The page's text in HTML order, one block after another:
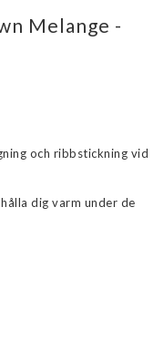
Melange -
och ribbstickning vid
dig varm under de